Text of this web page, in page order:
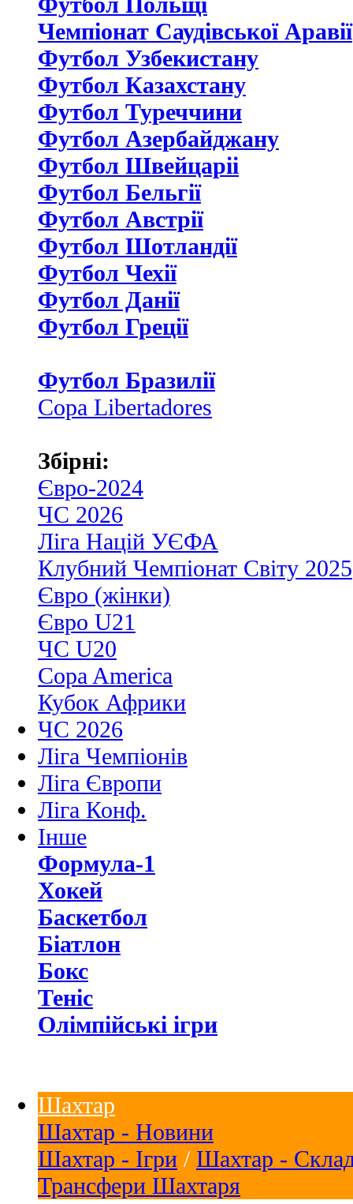
Чемпіонат Саудівської Аравії
Футбол Узбекистану
Футбол Казахстану
Футбол Туреччини
Футбол Азербайджану
Футбол Швейцаріі
Футбол Бельгії
Футбол Австрії
Футбол Шотландії
Футбол Чехії
Футбол Данії
Футбол Греції
Футбол Бразилії
Copa Libertadores
Збірні:
Євро-2024
ЧС 2026
Ліга Націй УЄФА
Клубний Чемпіонат Світу 2025
Євро (жінки)
Євро U21
ЧС U20
Copa America
Кубок Африки
ЧС 2026
Ліга Чемпіонів
Ліга Європи
Ліга Конф.
Інше
Формула-1
Хокей
Баскетбол
Біатлон
Бокс
Теніс
Олімпійські ігри
Шахтар
Шахтар - Новини
Шахтар - Ігри / Шахтар -
Трансфери Шахтаря